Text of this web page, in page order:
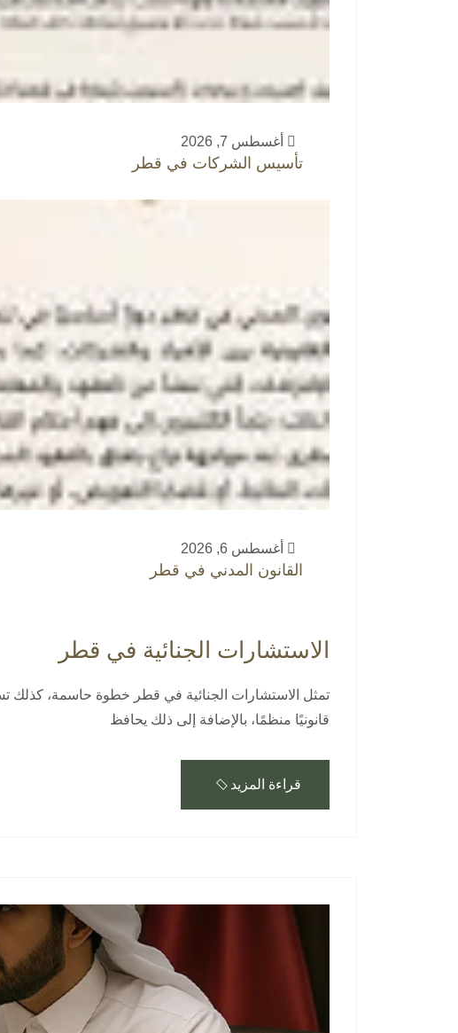
أغسطس 7, 2026
تأسيس الشركات في قطر
أغسطس 6, 2026
القانون المدني في قطر
الاستشارات الجنائية في قطر
تمثل الاستشارات الجنائية في قطر خطوة حاسمة، كذلك
قانونيًا منظمًا، بالإضافة إلى ذلك يحافظ
قراءة المزيد